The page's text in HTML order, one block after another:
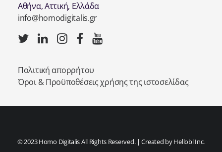
Αθήνα, Αττική, Ελλάδα
info@homodigitalis.gr
Πολιτική απορρήτου
Όροι & Προϋποθέσεις χρήσης της ιστοσελίδας
© 2023 Homo Digitalis All Rights Reserved. | Created byHellobl Inc.